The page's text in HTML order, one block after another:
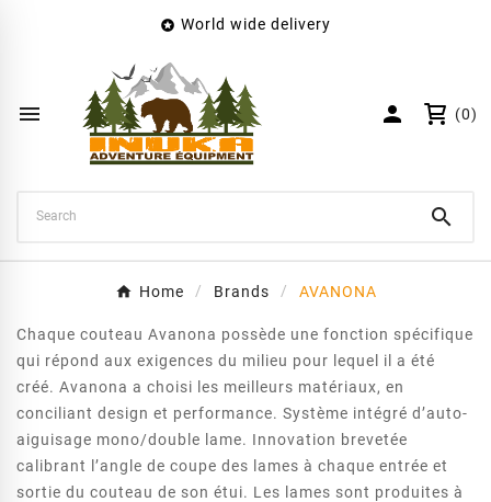
 World wide delivery
  (0)

Home Brands AVANONA
Chaque couteau Avanona possède une fonction spécifique
qui répond aux exigences du milieu pour lequel il a été
créé. Avanona a choisi les meilleurs matériaux, en
conciliant design et performance. Système intégré d’auto-
aiguisage mono/double lame. Innovation brevetée
calibrant l’angle de coupe des lames à chaque entrée et
sortie du couteau de son étui. Les lames sont produites à
Wishlist name